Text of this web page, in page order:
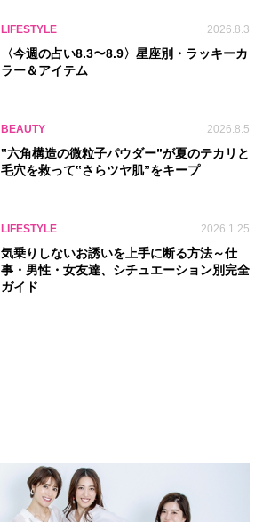
LIFESTYLE 2026.8.3
〈今週の占い8.3〜8.9〉星座別・ラッキーカ
ラー＆アイテム
BEAUTY 2026.8.5
‟六角構造の微粒子パウダー”が夏のテカリと
毛穴を救って‟さらツヤ肌”をキープ
LIFESTYLE 2026.1.25
気乗りしないお誘いを上手に断る方法～仕
事・男性・女友達、シチュエーション別完全
ガイド